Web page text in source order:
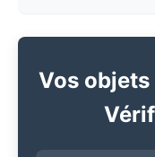
Vos